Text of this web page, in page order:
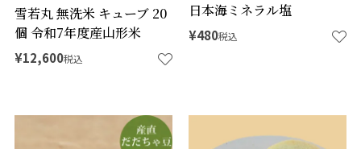
雪若丸 無洗米 キューブ 20
個 令和7年度産山形米
¥12,600税込
日本海ミネラル塩
¥480税込